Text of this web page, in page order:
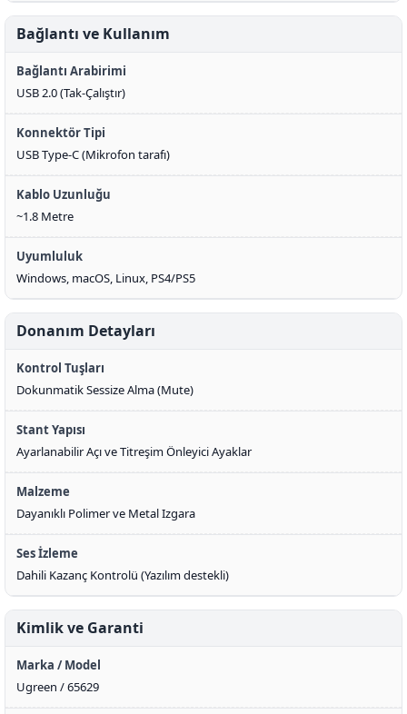
Bağlantı ve Kullanım
Bağlantı Arabirimi
USB 2.0 (Tak-Çalıştır)
Konnektör Tipi
USB Type-C (Mikrofon tarafı)
Kablo Uzunluğu
~1.8 Metre
Uyumluluk
Windows, macOS, Linux, PS4/PS5
Donanım Detayları
Kontrol Tuşları
Dokunmatik Sessize Alma (Mute)
Stant Yapısı
Ayarlanabilir Açı ve Titreşim Önleyici Ayaklar
Malzeme
Dayanıklı Polimer ve Metal Izgara
Ses İzleme
Dahili Kazanç Kontrolü (Yazılım destekli)
Kimlik ve Garanti
Marka / Model
Ugreen / 65629